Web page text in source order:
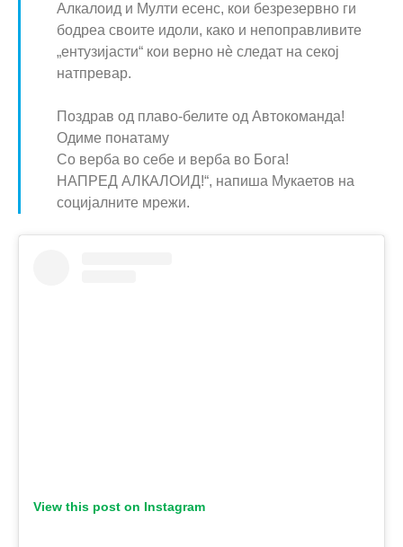
Алкалоид и Мулти есенс, кои безрезервно ги
бодреа своите идоли, како и непоправливите
„ентузијасти“ кои верно нѐ следат на секој
натпревар.
Поздрав од плаво-белите од Автокоманда!
Одиме понатаму
Со верба во себе и верба во Бога!
НАПРЕД АЛКАЛОИД!“, напиша Мукаетов на
социјалните мрежи.
View this post on Instagram